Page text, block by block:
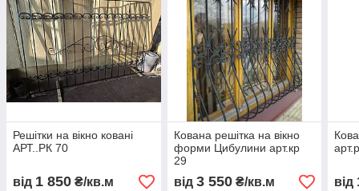
Решітки на вікно ковані
АРТ..РК 70
від 1 850 ₴/кв.м
Кована решітка на вікно
форми Цибулини арт.кр
29
від 3 550₴/кв.м від